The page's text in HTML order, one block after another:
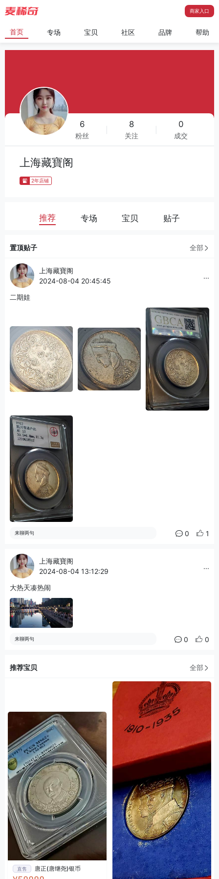
商家入口
首页 专场 宝贝 社区 品牌 帮助
6
粉丝
8
关注
0
成交
上海藏寶阁
2年店铺
推荐 专场 宝贝 贴子
置顶贴子 全部
上海藏寶阁
2024-08-04 20:45:45
...
二期娃
来聊两句 0 1
上海藏寶阁
2024-08-04 13:12:29
...
大热天凑热闹
来聊两句 0 0
推荐宝贝 全部
直售 唐正(唐继尧)银币